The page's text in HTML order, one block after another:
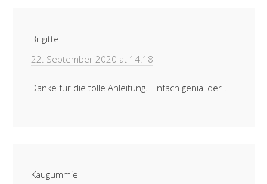
Brigitte
22. September 2020 at 14:18
Danke für die tolle Anleitung. Einfach genial der .
Kaugummie